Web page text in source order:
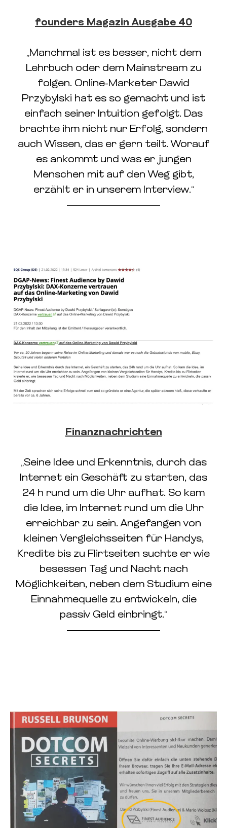
founders Magazin Ausgabe 40
„Manchmal ist es besser, nicht dem
Lehrbuch oder dem Mainstream zu
folgen. Online-Marketer Dawid
Przybylski hat es so gemacht und ist
einfach seiner Intuition gefolgt. Das
brachte ihm nicht nur Erfolg, sondern
auch Wissen, das er gern teilt. Worauf
es ankommt und was er jungen
Menschen mit auf den Weg gibt,
erzählt er in unserem Interview.“
Finanznachrichten
„Seine Idee und Erkenntnis, durch das
Internet ein Geschäft zu starten, das
24 h rund um die Uhr aufhat. So kam
die Idee, im Internet rund um die Uhr
erreichbar zu sein. Angefangen von
kleinen Vergleichsseiten für Handys,
Kredite bis zu Flirtseiten suchte er wie
besessen Tag und Nacht nach
Möglichkeiten, neben dem Studium eine
Einnahmequelle zu entwickeln, die
passiv Geld einbringt.“